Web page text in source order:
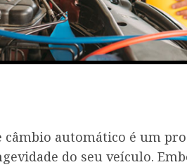
câmbio automático é um
do seu veículo.